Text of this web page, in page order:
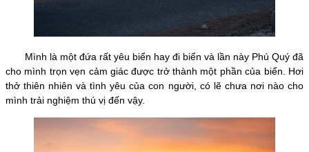
Mình là một đứa rất yêu biển hay đi biển và lần này Phú Quý đã
cho mình trọn vẹn cảm giác được trở thành một phần của biển. Hơi
thở thiên nhiên và tình yêu của con người, có lẽ chưa nơi nào cho
mình trải nghiệm thú vị đến vậy.